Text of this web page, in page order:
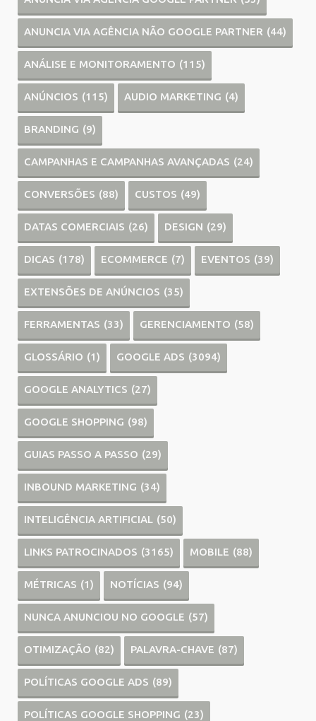
ANUNCIA VIA AGÊNCIA NÃO GOOGLE PARTNER (44)
ANÁLISE E MONITORAMENTO (115)
ANÚNCIOS (115) AUDIO MARKETING (4)
BRANDING (9)
CAMPANHAS E CAMPANHAS AVANÇADAS (24)
CONVERSÕES (88) CUSTOS (49)
DATAS COMERCIAIS (26) DESIGN (29)
DICAS (178) ECOMMERCE (7) EVENTOS (39)
EXTENSÕES DE ANÚNCIOS (35)
FERRAMENTAS (33) GERENCIAMENTO (58)
GLOSSÁRIO (1) GOOGLE ADS (3094)
GOOGLE ANALYTICS (27)
GOOGLE SHOPPING (98)
GUIAS PASSO A PASSO (29)
INBOUND MARKETING (34)
INTELIGÊNCIA ARTIFICIAL (50)
LINKS PATROCINADOS (3165) MOBILE (88)
MÉTRICAS (1) NOTÍCIAS (94)
NUNCA ANUNCIOU NO GOOGLE (57)
OTIMIZAÇÃO (82) PALAVRA-CHAVE (87)
POLÍTICAS GOOGLE ADS (89)
POLÍTICAS GOOGLE SHOPPING (23)